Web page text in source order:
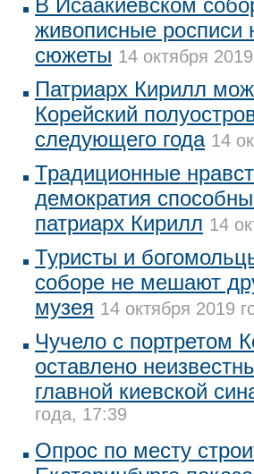
В Исаакиевском
живописные росписи
сюжеты 14 октября
Патриарх Кирилл
Корейский
следующего года 14
Традиционные
демократия
патриарх Кирилл 14
Туристы и
соборе не мешают
музея 14 октября 2019
Чучело с портретом
оставлено
главной киевской
года, 17:39
Опрос по месту